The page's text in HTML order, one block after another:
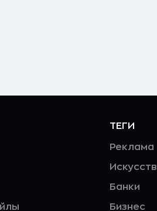
ТЕГИ
Реклама
Банки
Бизнес